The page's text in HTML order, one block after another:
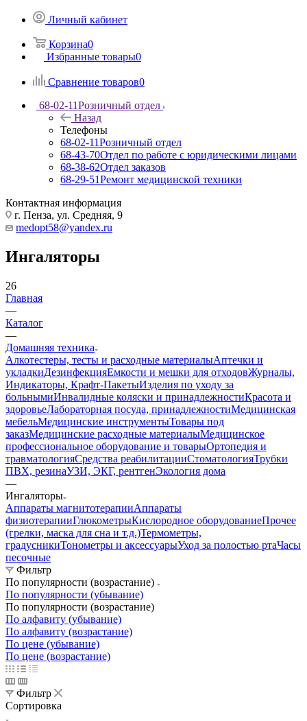
Личный кабинет
Корзина0
Избранные товары0
Сравнение товаров0
68-02-11Розничный отдел
Назад
Телефоны
68-02-11Розничный отдел
68-43-70Отдел по работе с юридическими лицами
68-38-62Отдел заказов
68-29-51Ремонт медицинской техники
Контактная информация
г. Пенза, ул. Средняя, 9
medopt58@yandex.ru
Ингаляторы
26
Главная
—
Каталог
—
Домашняя техника
Алкотестеры, тесты и расходные материалыАптечки и
укладкиДезинфекцияЕмкости и мешки для отходовЖурналы,
Индикаторы, Крафт-ПакетыИзделия по уходу за
больнымиИнвалидные коляски и принадлежностиКрасота и
здоровьеЛабораторная посуда, принадлежностиМедицинская
мебельМедицинские инструментыТовары под
заказМедицинские расходные материалыМедицинское
профессиональное оборудование и товарыОртопедия и
травматологияСредства реабилитацииСтоматологияТрубки
ПВХ, резинаУЗИ, ЭКГ, рентгенЭкология дома
—
Ингаляторы
Аппараты магнитотерапииАппараты
физиотерапииГлюкометрыКислородное оборудованиеПрочее
(грелки, маска для сна и т.д.)Термометры,
градусникиТонометры и аксессуарыУход за полостью ртаЧасы
песочные
Фильтр
По популярности (возрастание)
По популярности (убывание)
По популярности (возрастание)
По алфавиту (убывание)
По алфавиту (возрастание)
По цене (убывание)
По цене (возрастание)
Фильтр
Сортировка